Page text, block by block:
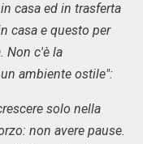
casa ed in trasferta
casa e questo per
Non c'è la
ambiente ostile":
solo nella
non avere pause.